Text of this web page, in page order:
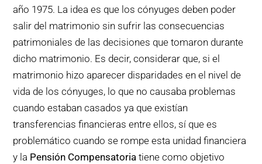
año 1975. La idea es que los cónyuges deben poder
salir del matrimonio sin sufrir las consecuencias
patrimoniales de las decisiones que tomaron durante
dicho matrimonio. Es decir, considerar que, si el
matrimonio hizo aparecer disparidades en el nivel de
vida de los cónyuges, lo que no causaba problemas
cuando estaban casados ya que existían
transferencias financieras entre ellos, sí que es
problemático cuando se rompe esta unidad financiera
y la Pensión Compensatoria tiene como objetivo